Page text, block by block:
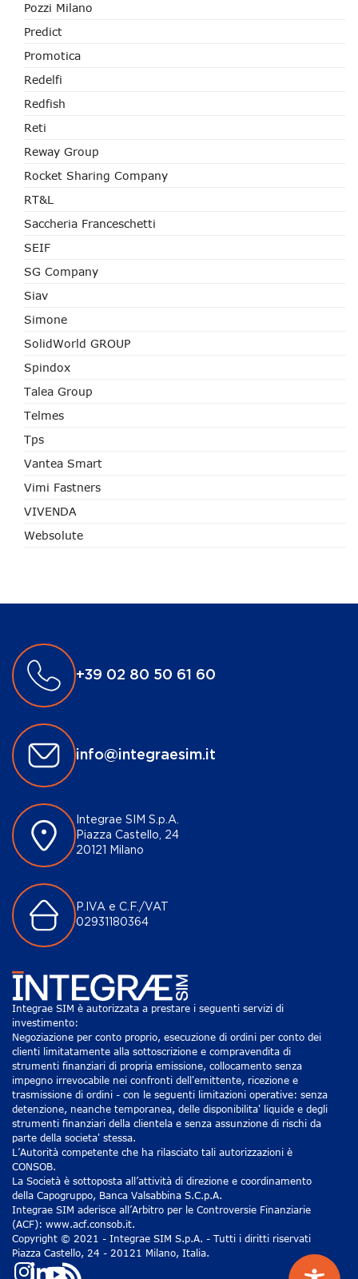
Pozzi Milano
Predict
Promotica
Redelfi
Redfish
Reti
Reway Group
Rocket Sharing Company
RT&L
Saccheria Franceschetti
SEIF
SG Company
Siav
Simone
SolidWorld GROUP
Spindox
Talea Group
Telmes
Tps
Vantea Smart
Vimi Fastners
VIVENDA
Websolute
+39 02 80 50 61 60
info@integraesim.it
Integrae SIM S.p.A.
Piazza Castello, 24
20121 Milano
P.IVA e C.F./VAT
02931180364
Integrae SIM è autorizzata a prestare i seguenti servizi di
investimento:
Negoziazione per conto proprio, esecuzione di ordini per conto dei
clienti limitatamente alla sottoscrizione e compravendita di
strumenti finanziari di propria emissione, collocamento senza
impegno irrevocabile nei confronti dell'emittente, ricezione e
trasmissione di ordini - con le seguenti limitazioni operative: senza
detenzione, neanche temporanea, delle disponibilita' liquide e degli
strumenti finanziari della clientela e senza assunzione di rischi da
parte della societa' stessa.
L’Autorità competente che ha rilasciato tali autorizzazioni è
CONSOB.
La Società è sottoposta all’attività di direzione e coordinamento
della Capogruppo, Banca Valsabbina S.C.p.A.
Integrae SIM aderisce all’Arbitro per le Controversie Finanziarie
(ACF): www.acf.consob.it.
Copyright © 2021 - Integrae SIM S.p.A. - Tutti i diritti riservati
Piazza Castello, 24 - 20121 Milano, Italia.